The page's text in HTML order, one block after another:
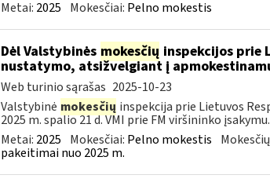
Metai: 2025 Mokesčiai: Pelno mokestis
Dėl Valstybinės mokesčių inspekcijos prie
nustatymo, atsižvelgiant į
Web turinio sąrašas 2025-10-23
Valstybinė mokesčių inspekcija prie Lietuvos
2025 m. spalio 21 d. VMI prie FM viršininko
Metai: 2025 Mokesčiai: Pelno mokestis
pakeitimai nuo 2025 m.